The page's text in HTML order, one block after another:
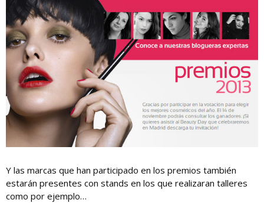
Y las marcas que han participado en los premios también
estarán presentes con stands en los que realizaran talleres
como por ejemplo…